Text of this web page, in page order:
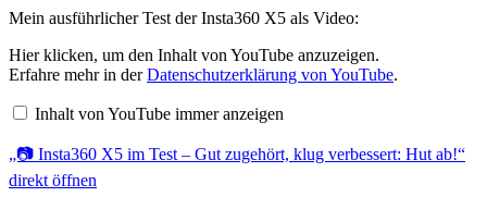
Mein ausführlicher Test der Insta360 X5 als Video:
„📷
Insta360
im
Test
Gut
zugehört,
klug
Hier klicken, um den Inhalt von YouTube anzuzeigen.
Erfahre mehr in derDatenschutzerklärung von YouTube.
Inhalt von YouTube immer anzeigen
„📷 Insta360 X5 im Test – Gut zugehört, klug verbessert: Hut ab!“
direkt öffnen